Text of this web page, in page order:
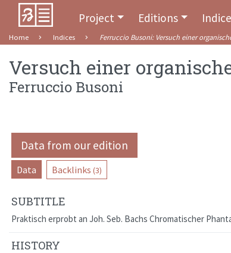
Project Editions
Home Indices Ferruccio Busoni: Versuch einer
Versuch einer
Ferruccio Busoni
Data from our edition
Data Backlinks (3)
SUBTITLE
Praktisch erprobt an Joh. Seb. Bachs Chromatischer
HISTORY